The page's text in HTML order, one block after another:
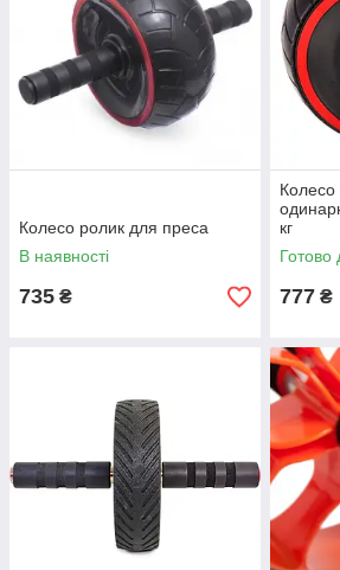
Колесо ролик для преса
В наявності
735 ₴
кг
Готово
777 ₴